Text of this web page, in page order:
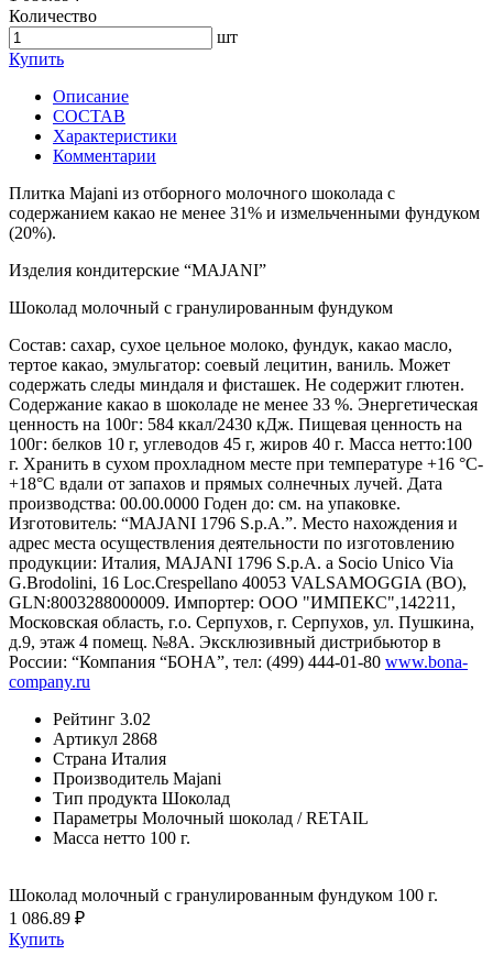
Количество
шт
Купить
Описание
СОСТАВ
Характеристики
Комментарии
Плитка Majani из отборного молочного шоколада с
содержанием какао не менее 31% и измельченными фундуком
(20%).
Изделия кондитерские “MAJANI”
Шоколад молочный с гранулированным фундуком
Состав: сахар, сухое цельное молоко, фундук, какао масло,
тертое какао, эмульгатор: соевый лецитин, ваниль. Может
содержать следы миндаля и фисташек. Не содержит глютен.
Содержание какао в шоколаде не менее 33 %. Энергетическая
ценность на 100г: 584 ккал/2430 кДж. Пищевая ценность на
100г: белков 10 г, углеводов 45 г, жиров 40 г. Масса нетто:100
г. Хранить в сухом прохладном месте при температуре +16 °С-
+18°С вдали от запахов и прямых солнечных лучей. Дата
производства: 00.00.0000 Годен до: см. на упаковке.
Изготовитель: “MAJANI 1796 S.p.A.”. Место нахождения и
адрес места осуществления деятельности по изготовлению
продукции: Италия, MAJANI 1796 S.p.A. a Socio Unico Via
G.Brodolini, 16 Loc.Crespellano 40053 VALSAMOGGIA (BO),
GLN:8003288000009. Импортер: ООО "ИМПЕКС",142211,
Московская область, г.о. Серпухов, г. Серпухов, ул. Пушкина,
д.9, этаж 4 помещ. №8А. Эксклюзивный дистрибьютор в
России: “Компания “БОНА”, тел: (499) 444-01-80 www.bona-
company.ru
Рейтинг 3.02
Артикул 2868
Страна Италия
Производитель Majani
Тип продукта Шоколад
Параметры Молочный шоколад / RETAIL
Масса нетто 100 г.
Шоколад молочный с гранулированным фундуком 100 г.
1 086.89 ₽
Купить